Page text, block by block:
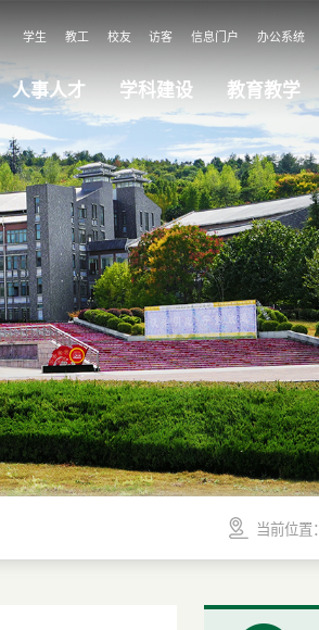
学生 教工 校友 访客 信息门户 办公系统
人事人才 学科建设 教育教学
当前位置：